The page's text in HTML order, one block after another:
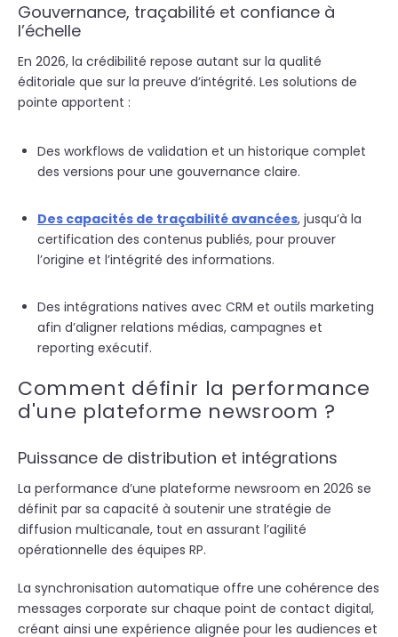
Gouvernance, traçabilité et confiance à
l’échelle
En 2026, la crédibilité repose autant sur la qualité
éditoriale que sur la preuve d’intégrité. Les solutions de
pointe apportent :
Des workflows de validation et un historique complet
des versions pour une gouvernance claire.
Des capacités de traçabilité avancées, jusqu’à la
certification des contenus publiés, pour prouver
l’origine et l’intégrité des informations.
Des intégrations natives avec CRM et outils marketing
afin d’aligner relations médias, campagnes et
reporting exécutif.
Comment définir la performance
d'une plateforme newsroom ?
Puissance de distribution et intégrations
La performance d’une plateforme newsroom en 2026 se
définit par sa capacité à soutenir une stratégie de
diffusion multicanale, tout en assurant l’agilité
opérationnelle des équipes RP.
La synchronisation automatique offre une cohérence des
messages corporate sur chaque point de contact digital,
créant ainsi une expérience alignée pour les audiences et